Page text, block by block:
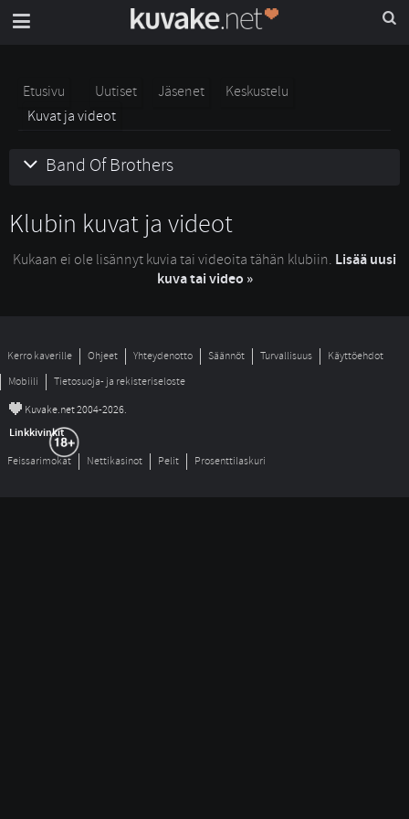
Etusivu Uutiset Jäsenet
Keskustelu
Kuvat ja videot
Band Of Brothers
Klubin kuvat ja videot
Kukaan ei ole lisännyt kuvia tai videoita tähän klubiin. Lisää uusi
kuva tai video »
Kerro kaverille Ohjeet Yhteydenotto Säännöt Turvallisuus
Käyttöehdot
Mobiili
Tietosuoja- ja rekisteriseloste
© Kuvake.net 2004-2026.
Linkkivinkit
Feissarimokat Nettikasinot Pelit Prosenttilaskuri